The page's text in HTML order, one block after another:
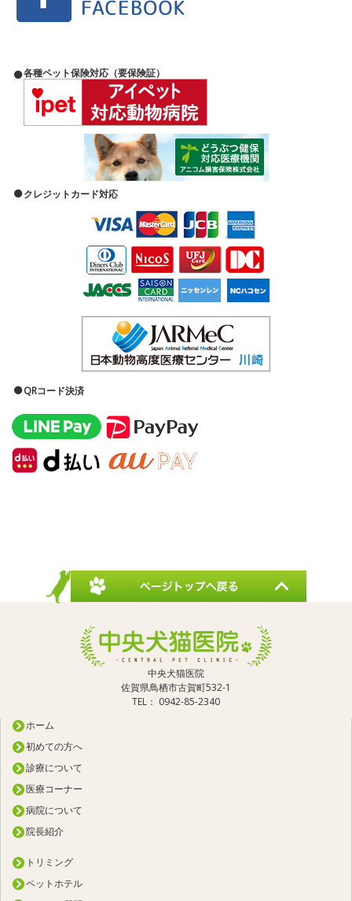
各種ペット保険対応（要保険証）
クレジットカード対応
QRコード決済
中央犬猫医院
佐賀県鳥栖市古賀町532-1
TEL： 0942-85-2340
ホーム
初めての方へ
診療について
医療コーナー
病院について
院長紹介
トリミング
ペットホテル